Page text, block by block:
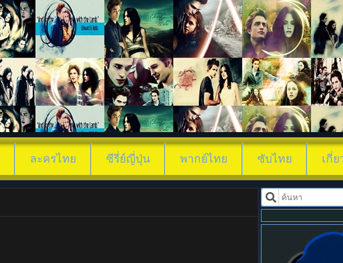
ดูซีรี่ย์ Love-and-
ละครไทย ซีรี่ย์ญี่ปุ่น พากย์ไทย ซับไทย เกี่ย